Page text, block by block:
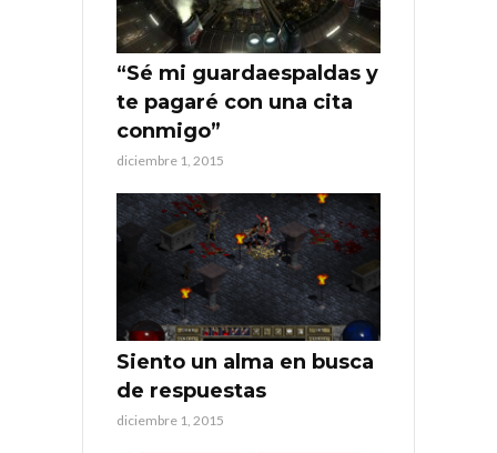
“Sé mi guardaespaldas y
te pagaré con una cita
conmigo”
diciembre 1, 2015
Siento un alma en busca
de respuestas
diciembre 1, 2015